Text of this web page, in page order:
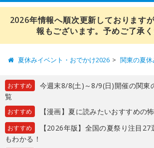
2026年情報へ順次更新しております
報もございます。予めご了承く
夏休みイベント・おでかけ2026 関東の夏
おすすめ
今週末8/8(土)～8/9(日)開催の関東
覧
おすすめ 【漫画】夏に読みたいおすすめの
おすすめ
【2026年版】全国の夏祭り注目
もわかる！